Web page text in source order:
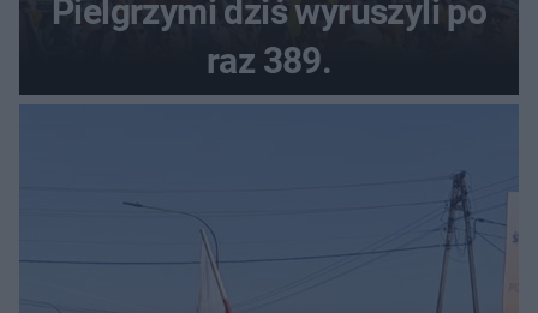
Pielgrzymi dziś wyruszyli po
raz 389.